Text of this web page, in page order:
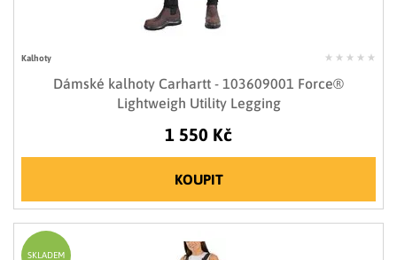
Kalhoty
Dámské kalhoty Carhartt - 103609001 Force®
Lightweigh Utility Legging
1 550 Kč
KOUPIT
SKLADEM